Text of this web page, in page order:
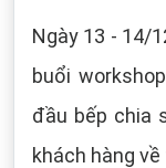
Ngày 13 - 14/
buổi
đầu bếp chia
khách hàng